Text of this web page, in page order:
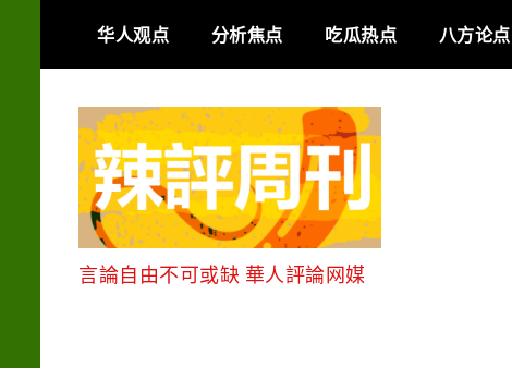
content
华人观点 分析焦点 吃瓜热点 八方论点
言論自由不可或缺 華人評論网媒